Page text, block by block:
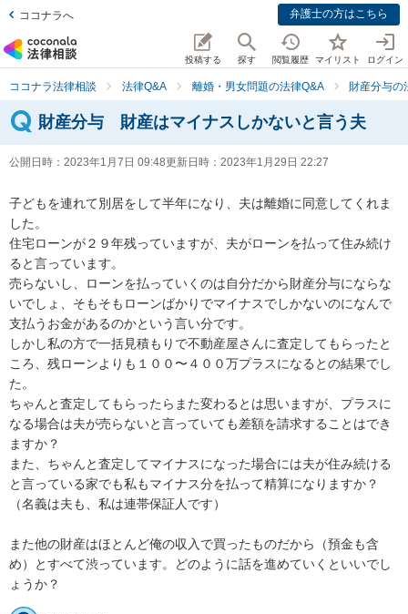
ココナラへ 弁護士の方はこちら
投稿する 探す 閲覧履歴 マイリスト ログイン
ココナラ法律相談 法律Q&A 離婚・男女問題の法律Q&A 財産分与の
財産分与 財産はマイナスしかないと言う夫
公開日時： 2023年1月7日 09:48更新日時： 2023年1月29日 22:27
子どもを連れて別居をして半年になり、夫は離婚に同意してくれま
した。
住宅ローンが２９年残っていますが、夫がローンを払って住み続け
ると言っています。
売らないし、ローンを払っていくのは自分だから財産分与にならな
いでしょ、そもそもローンばかりでマイナスでしかないのになんで
支払うお金があるのかという言い分です。
しかし私の方で一括見積もりで不動産屋さんに査定してもらったと
ころ、残ローンよりも１００〜４００万プラスになるとの結果でし
た。
ちゃんと査定してもらったらまた変わるとは思いますが、プラスに
なる場合は夫が売らないと言っていても差額を請求することはでき
ますか？
また、ちゃんと査定してマイナスになった場合には夫が住み続ける
と言っている家でも私もマイナス分を払って精算になりますか？
（名義は夫も、私は連帯保証人です）
また他の財産はほとんど俺の収入で買ったものだから（預金も含
め）とすべて渋っています。どのように話を進めていくといいでし
ょうか？